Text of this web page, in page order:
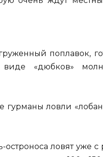
поплавок,
«дюбков»
ловли
ловят уже